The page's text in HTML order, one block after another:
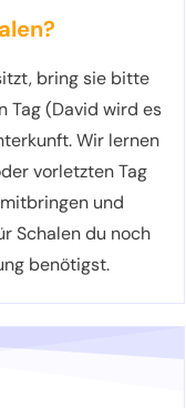
bring sie bitte
Tag (David wird es
Wir lernen
vorletzten Tag
und
Schalen du noch
benötigst.